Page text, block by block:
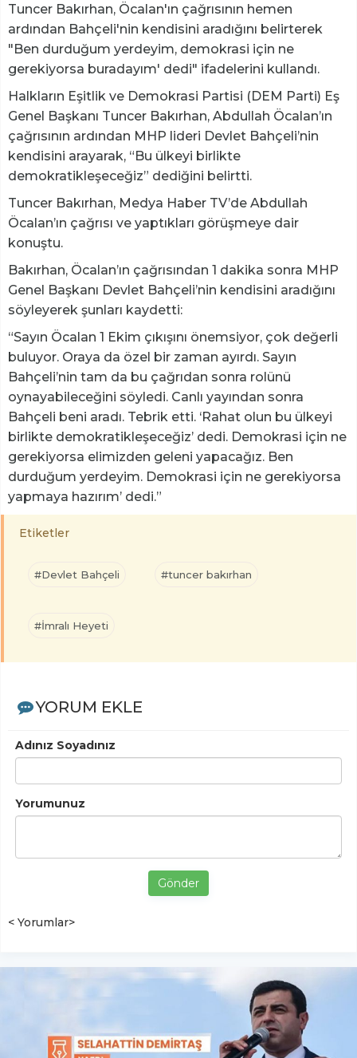
Tuncer Bakırhan, Öcalan'ın çağrısının hemen
ardından Bahçeli'nin kendisini aradığını belirterek
"Ben durduğum yerdeyim, demokrasi için ne
gerekiyorsa buradayım' dedi" ifadelerini kullandı.
Halkların Eşitlik ve Demokrasi Partisi (DEM Parti) Eş
Genel Başkanı Tuncer Bakırhan, Abdullah Öcalan’ın
çağrısının ardından MHP lideri Devlet Bahçeli’nin
kendisini arayarak, “Bu ülkeyi birlikte
demokratikleşeceğiz” dediğini belirtti.
Tuncer Bakırhan, Medya Haber TV’de Abdullah
Öcalan’ın çağrısı ve yaptıkları görüşmeye dair
konuştu.
Bakırhan, Öcalan’ın çağrısından 1 dakika sonra MHP
Genel Başkanı Devlet Bahçeli’nin kendisini aradığını
söyleyerek şunları kaydetti:
“Sayın Öcalan 1 Ekim çıkışını önemsiyor, çok değerli
buluyor. Oraya da özel bir zaman ayırdı. Sayın
Bahçeli’nin tam da bu çağrıdan sonra rolünü
oynayabileceğini söyledi. Canlı yayından sonra
Bahçeli beni aradı. Tebrik etti. ‘Rahat olun bu ülkeyi
birlikte demokratikleşeceğiz’ dedi. Demokrasi için ne
gerekiyorsa elimizden geleni yapacağız. Ben
durduğum yerdeyim. Demokrasi için ne gerekiyorsa
yapmaya hazırım’ dedi.”
Etiketler
#Devlet Bahçeli #tuncer bakırhan
#İmralı Heyeti
YORUM EKLE
Adınız Soyadınız
Yorumunuz
Gönder
< Yorumlar>